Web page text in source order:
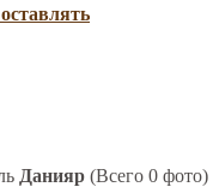
Данияр (Всего 0 фото)